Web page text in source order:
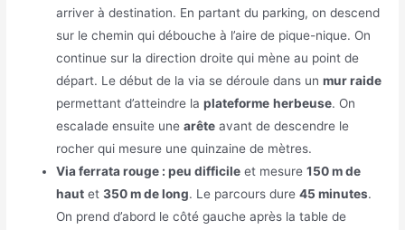
arriver à destination. En partant du parking, on descend
sur le chemin qui débouche à l’aire de pique-nique. On
continue sur la direction droite qui mène au point de
départ. Le début de la via se déroule dans unmur raide
permettant d’atteindre laplateforme herbeuse. On
escalade ensuite unearête avant de descendre le
rocher qui mesure une quinzaine de mètres.
Via ferrata rouge : peu difficile et mesure150 m de
haut et350 m de long. Le parcours dure45 minutes.
On prend d’abord le côté gauche après la table de